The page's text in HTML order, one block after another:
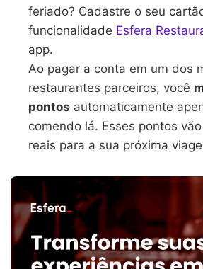
feriado? Cadastre o seu
funcionalidade Esfera
app.
Ao pagar a conta em um dos
restaurantes parceiros, você
pontos automaticamente
comendo lá. Esses pontos
reais para a sua próxima